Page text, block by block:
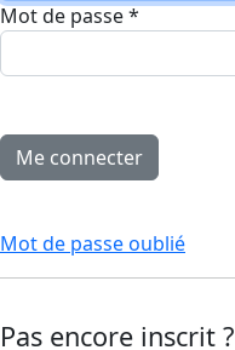
Mot de passe*
Mot de passe oublié
Pas encore inscrit ?